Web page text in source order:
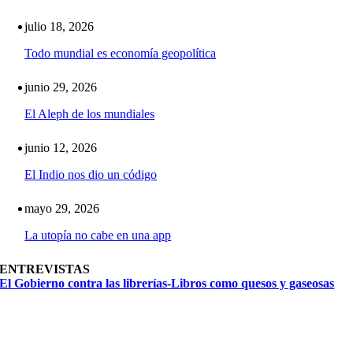
julio 18, 2026
Todo mundial es economía geopolítica
junio 29, 2026
El Aleph de los mundiales
junio 12, 2026
El Indio nos dio un código
mayo 29, 2026
La utopía no cabe en una app
ENTREVISTAS
El Gobierno contra las librerías-Libros como quesos y gaseosas